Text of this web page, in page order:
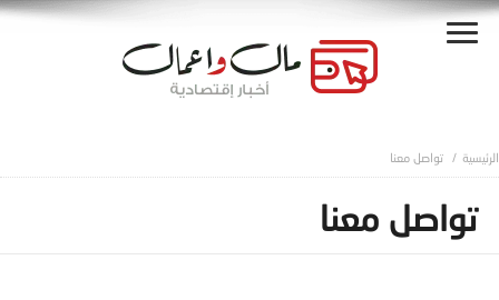
تواصل معنا
تواصل معنا